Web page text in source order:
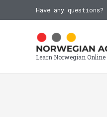
Have any questions?
Learn Norwegian Online